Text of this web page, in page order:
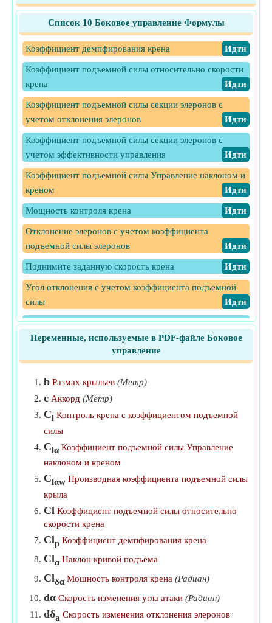
Список 10 Боковое управление Формулы
Коэффициент демпфирования крена ​Идти
Коэффициент подъемной силы относительно скорости
крена
​Идти
Коэффициент подъемной силы секции элеронов с
учетом отклонения элеронов
​Идти
Коэффициент подъемной силы секции элеронов с
учетом эффективности управления
​Идти
Коэффициент подъемной силы Управление наклоном и
креном
​Идти
Мощность контроля крена ​Идти
Отклонение элеронов с учетом коэффициента
подъемной силы элеронов
​Идти
Поднимите заданную скорость крена ​Идти
Угол отклонения с учетом коэффициента подъемной
силы
​Идти
Эффективность управления элеронами с учетом
отклонения элеронов
​Идти
Переменные, используемые в PDF-файле Боковое
управление
b Размах крыльев (Метр)
c Аккорд (Метр)
Cl Контроль крена с коэффициентом подъемной
силы
Clα Коэффициент подъемной силы Управление
наклоном и креном
Clαw Производная коэффициента подъемной силы
крыла
Cl Коэффициент подъемной силы относительно
скорости крена
Clp Коэффициент демпфирования крена
Clα Наклон кривой подъема
Clδα Мощность контроля крена (Радиан)
dα Скорость изменения угла атаки (Радиан)
dδa Скорость изменения отклонения элеронов